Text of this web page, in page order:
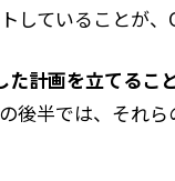
ていることが
計画を立てるこ
半では、それ